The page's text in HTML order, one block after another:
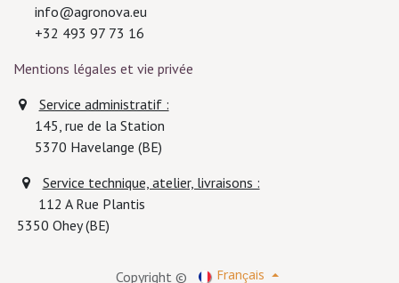
info@agronova.eu
+32 493 97 73 16
Mentions légales et vie privée
Service administratif :
145, rue de la Station
5370 Havelange (BE)
Service technique, atelier, livraisons :
112 A Rue Plantis
5350 Ohey (BE)
Copyright © Français